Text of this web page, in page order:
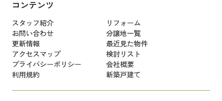
コンテンツ
スタッフ紹介
リフォーム
お問い合わせ
分譲地一覧
更新情報
最近見た物件
アクセスマップ
検討リスト
プライバシーポリシー
会社概要
利用規約
新築戸建て